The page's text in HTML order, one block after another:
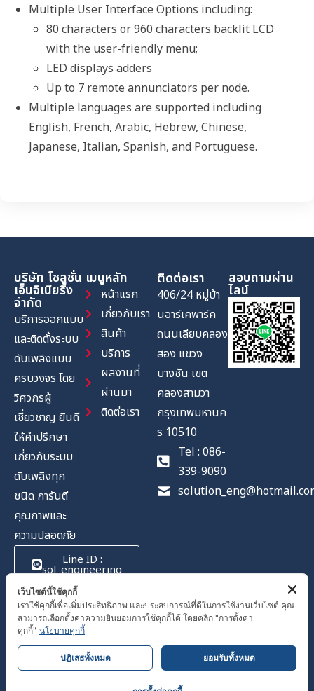
Multiple User Interface Options including:
80 characters or 960 characters backlit LCD
with the user-friendly menu;
LED displays adders
Up to 7 remote annunciators per node.
Multiple languages are supported including
English, French, Arabic, Hebrew, Chinese,
Japanese, Italian, Spanish, and Portuguese.
บริษัท โซลูชั่น
เอ็นจิเนียริ่ง
จำกัด
บริการออกแบบ
และติดตั้งระบบ
ดับเพลิงแบบ
ครบวงจร โดย
วิศวกรผู้
เชี่ยวชาญ ยินดี
ให้คำปรึกษา
เกี่ยวกับระบบ
ดับเพลิงทุก
ชนิด การันตี
คุณภาพและ
ความปลอดภัย
Line ID :
sol_engineering
เมนูหลัก
หน้าแรก
เกี่ยวกับเรา
สินค้า
บริการ
ผลงานที่
ผ่านมา
ติดต่อเรา
ติดต่อเรา
406/24 หมู่บ้า
นอาร์เคพาร์ค
ถนนเลียบคลอง
สอง แขวง
บางชัน เขต
คลองสามวา
กรุงเทพมหานค
ร 10510
Tel : 086-
339-9090
สอบถามผ่าน
ไลน์
COPYRIGHT©
SOLUTIONENGINEERING –
ALL RIGHTS RESERVED.
ติดต่อสอบถาม
1
เว็บไซต์นี้ใช้คุกกี้
เราใช้คุกกี้เพื่อเพิ่มประสิทธิภาพ และประสบการณ์ที่ดีในการใช้งานเว็บไซต์ คุณ
สามารถเลือกตั้งค่าความยินยอมการใช้คุกกี้ได้ โดยคลิก "การตั้งค่า
คุกกี้" นโยบายคุกกี้
ปฏิเสธทั้งหมด ยอมรับทั้งหมด